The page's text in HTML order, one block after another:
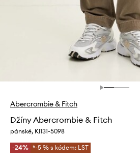
Abercrombie & Fitch
Džíny Abercrombie & Fitch
pánské, KI131-5098
-24% *-5 % s kódem: LST